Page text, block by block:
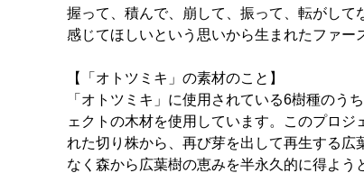
握って、積んで、崩して、振って、転がし
感じてほしいという思いから生まれたファー
【「オトツミキ」の素材のこと】
「オトツミキ」に使用されている6樹種のう
ェクトの木材を使用しています。このプロ
れた切り株から、再び芽を出して再生する
なく森から広葉樹の恵みを半永久的に得よう